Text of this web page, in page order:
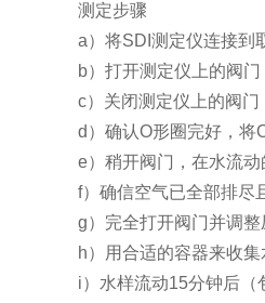
测定步骤
a）将SDI测定仪连接到
b）打开测定仪上的阀
c）关闭测定仪上的阀门
d）确认O形圈完好，将
e）稍开阀门，在水流
f）确信空气已全部排尽
g）完全打开阀门并调
h）用合适的容器来收
i）水样流动15分钟后（